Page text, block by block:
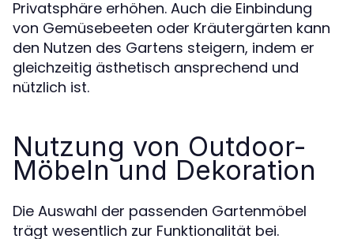
Privatsphäre erhöhen. Auch die Einbindung
von Gemüsebeeten oder Kräutergärten kann
den Nutzen des Gartens steigern, indem er
gleichzeitig ästhetisch ansprechend und
nützlich ist.
Nutzung von Outdoor-
Möbeln und Dekoration
Die Auswahl der passenden Gartenmöbel
trägt wesentlich zur Funktionalität bei.